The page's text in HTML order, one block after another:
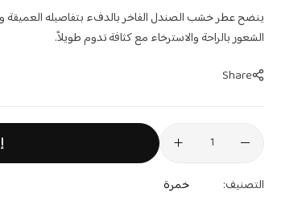
ينضح عطر خشب الصندل الفاخر بالدفء بتفاصيله العميقة
الشعور بالراحة والاسترخاء مع كثافة تدوم طويلاً.
Share
التصنيف: خمرة